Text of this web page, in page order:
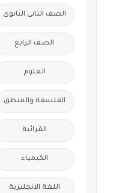
الصف الثانى الثانوى
الصف الرابع
العلوم
الفلسفة والمنطق
القرائية
الكيمياء
اللغة الانجليزية